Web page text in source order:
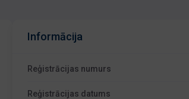
Informācija
Reģistrācijas numurs
Reģistrācijas datums